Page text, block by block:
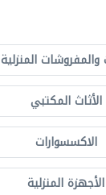
والمفروشات المنزلية
الأثاث المكتبي
الاكسسوارات
الأجهزة المنزلية